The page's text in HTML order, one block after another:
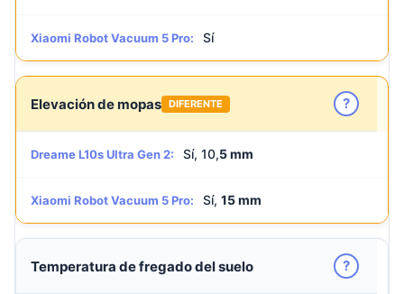
Xiaomi Robot Vacuum 5 Pro: Sí
Elevación de mopas DIFERENTE ?
Dreame L10s Ultra Gen 2: Sí, 10,5 mm
Xiaomi Robot Vacuum 5 Pro: Sí, 15 mm
Temperatura de fregado del suelo ?